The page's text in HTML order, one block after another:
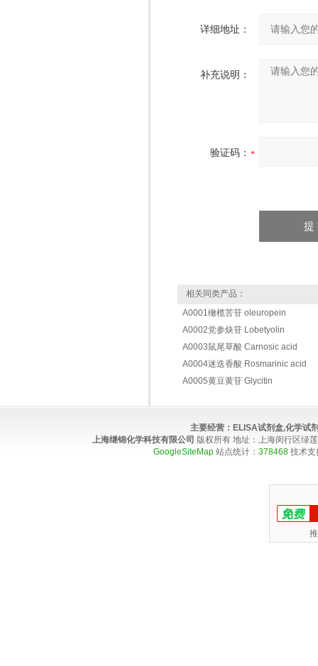
详细地址：
补充说明：
验证码：
相关同类产品：
A0001橄榄苦苷 oleuropein
A0002党参炔苷 Lobetyolin
A0003鼠尾草酸 Carnosic acid
A0004迷迭香酸 Rosmarinic acid
A0005黄豆黄苷 Glycitin
主要经营： ELISA试剂盒,化学试
上海继锦化学科技有限公司 版权所有 地址：上海闵行区绿
GoogleSiteMap 站点统计： 378468 技术支